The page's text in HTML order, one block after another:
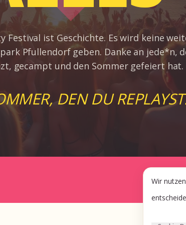
Wir
Festival ist Geschichte. Es wird keine
Pfullendorf geben. Danke an jede*n,
gecampt und den Sommer gefeiert hat.
DEN DU